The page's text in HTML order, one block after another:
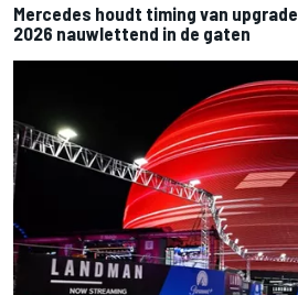
Mercedes houdt timing van
2026 nauwlettend in de gaten